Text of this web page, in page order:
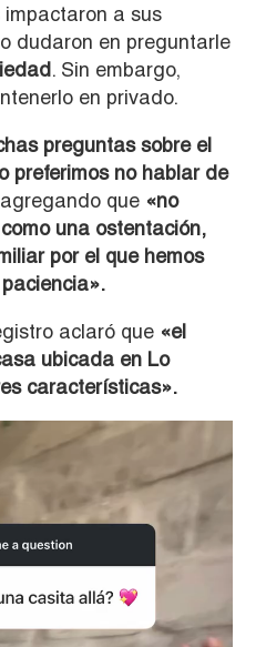
a sus
dudaron en preguntarle
. Sin embargo,
en privado.
preguntas sobre el
preferimos no hablar de
que «no
una ostentación,
por el que hemos
aclaró que «el
ubicada en Lo
características».